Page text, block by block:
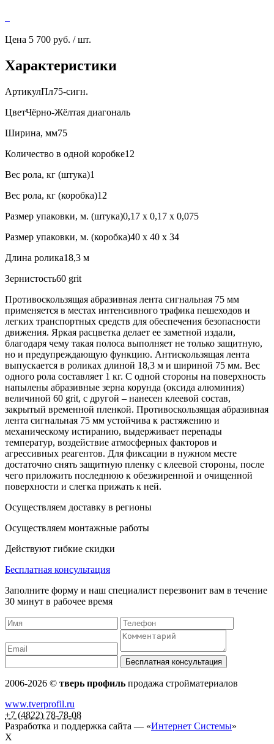
Цена 5 700 руб. / шт.
Характеристики
АртикулПл75-сигн.
ЦветЧёрно-Жёлтая диагональ
Ширина, мм75
Количество в одной коробке12
Вес рола, кг (штука)1
Вес рола, кг (коробка)12
Размер упаковки, м. (штука)0,17 х 0,17 х 0,075
Размер упаковки, м. (коробка)40 х 40 х 34
Длина ролика18,3 м
Зернистость60 grit
Противоскользящая абразивная лента сигнальная 75 мм
применяется в местах интенсивного трафика пешеходов и
легких транспортных средств для обеспечения безопасности
движения. Яркая расцветка делает ее заметной издали,
благодаря чему такая полоса выполняет не только защитную,
но и предупреждающую функцию. Антискользящая лента
выпускается в роликах длиной 18,3 м и шириной 75 мм. Вес
одного рола составляет 1 кг. С одной стороны на поверхность
напылены абразивные зерна корунда (оксида алюминия)
величиной 60 grit, с другой – нанесен клеевой состав,
закрытый временной пленкой. Противоскользящая абразивная
лента сигнальная 75 мм устойчива к растяжению и
механическому истиранию, выдерживает перепады
температур, воздействие атмосферных факторов и
агрессивных реагентов. Для фиксации в нужном месте
достаточно снять защитную пленку с клеевой стороны, после
чего приложить последнюю к обезжиренной и очищенной
поверхности и слегка прижать к ней.
Осуществляем доставку в регионы
Осуществляем монтажные работы
Действуют гибкие скидки
Бесплатная консультация
Заполните форму и наш специалист перезвонит вам в течение
30 минут в рабочее время
2006-2026 © тверь профиль продажа стройматериалов
www.tverprofil.ru
+7 (4822) 78-78-08
Разработка и поддержка сайта — «Интернет Системы»
X